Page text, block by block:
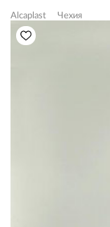
Alcaplast Чехия